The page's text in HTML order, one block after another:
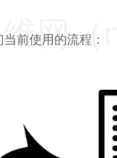
前使用的流程：
网（